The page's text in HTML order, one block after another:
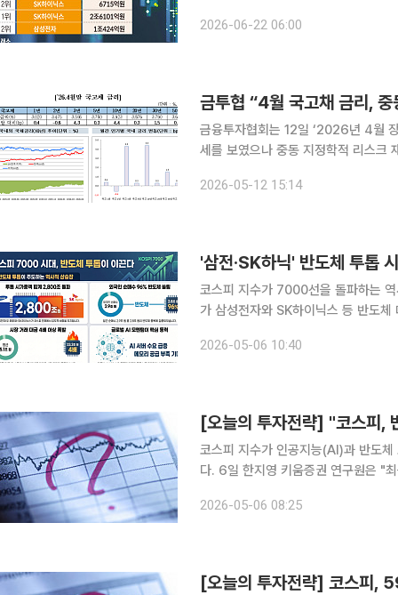
2026-06-22 06:00
금투협 “4월 국고채 금리,
금융투자협회는 12일 ‘2026년 4월
세를 보였으나 중동 지정학적 리스크
확대, 세계국채지수(WGBI) 편입 관
2026-05-12 15:14
코스피 지수가 7000선을 돌파하는
가 삼성전자와 SK하이닉스 등 반도
한 뒤 5월 첫 거래일부터 역대급 매
2026-05-06 10:40
[오늘의 투자전략] "코스피,
코스피 지수가 인공지능(AI)과 반도
다. 6일 한지영 키움증권 연구원은 "최근 미 증시는 중동 지역의 전쟁 노이즈에도 불구하고 AI 및 반
높은 유가 및 금리 레벨 부담에도, 필
2026-05-06 08:25
[오늘의 투자전략] 코스피,